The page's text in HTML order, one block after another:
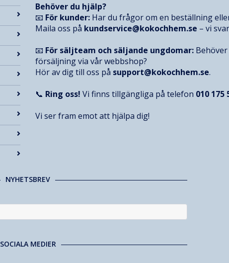
Behöver du hjälp?
📧 För kunder: Har du frågor om en beställning
Maila oss på kundservice@kokochhem.se – vi
📧 För säljteam och säljande ungdomar:
försäljning via vår webbshop?
Hör av dig till oss på support@kokochhem.se.
📞 Ring oss! Vi finns tillgängliga på telefon 010 175
Vi ser fram emot att hjälpa dig!
NYHETSBREV
SOCIALA MEDIER